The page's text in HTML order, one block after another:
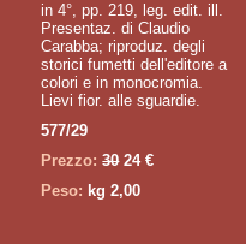
in 4°, pp. 219, leg. edit. ill.
Presentaz. di Claudio
Carabba; riproduz. degli
storici fumetti dell'editore a
colori e in monocromia.
Lievi fior. alle sguardie.
577/29
Prezzo: 3024 €
Peso: kg 2,00